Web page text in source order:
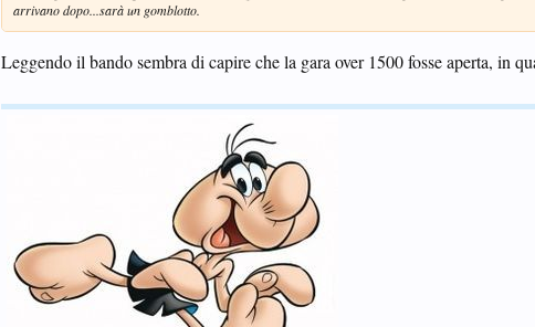
arrivano dopo...sarà un gomblotto.
Leggendo il bando sembra di capire che la gara over 1500 fosse aperta, in